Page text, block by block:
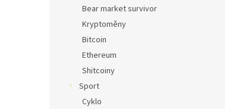
Bear market survivor
Kryptoměny
Bitcoin
Ethereum
Shitcoiny
Sport
Cyklo